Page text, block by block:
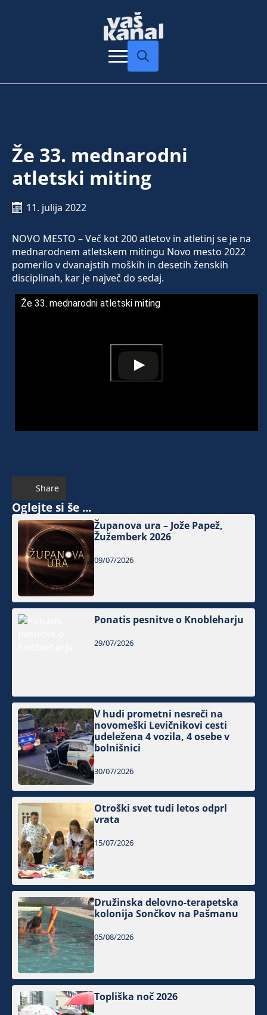
Že 33. mednarodni
atletski miting
11. julija 2022
NOVO MESTO – Več kot 200 atletov in atletinj se je na
mednarodnem atletskem mitingu Novo mesto 2022
pomerilo v dvanajstih moških in desetih ženskih
disciplinah, kar je največ do sedaj.
Že 33. mednarodni atletski miting
Share
Oglejte si še ...
Županova ura – Jože Papež,
Žužemberk 2026
09/07/2026
Ponatis pesnitve o Knobleharju
29/07/2026
V hudi prometni nesreči na
novomeški Levičnikovi cesti
udeležena 4 vozila, 4 osebe v
bolnišnici
30/07/2026
Otroški svet tudi letos odprl
vrata
15/07/2026
Družinska delovno-terapetska
kolonija Sončkov na Pašmanu
05/08/2026
Topliška noč 2026